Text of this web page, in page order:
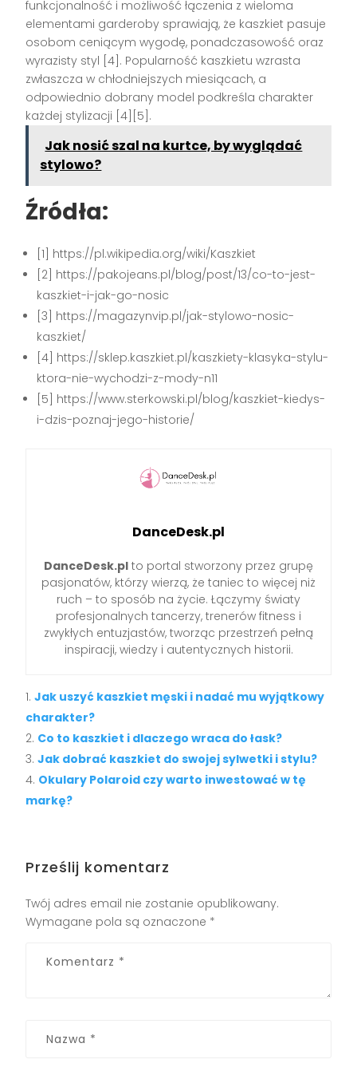
funkcjonalność i możliwość łączenia z wieloma
elementami garderoby sprawiają, że kaszkiet pasuje
osobom ceniącym wygodę, ponadczasowość oraz
wyrazisty styl [4]. Popularność kaszkietu wzrasta
zwłaszcza w chłodniejszych miesiącach, a
odpowiednio dobrany model podkreśla charakter
każdej stylizacji [4][5].
Jak nosić szal na kurtce, by wyglądać
stylowo?
Źródła:
[1] https://pl.wikipedia.org/wiki/Kaszkiet
[2] https://pakojeans.pl/blog/post/13/co-to-jest-
kaszkiet-i-jak-go-nosic
[3] https://magazynvip.pl/jak-stylowo-nosic-
kaszkiet/
[4] https://sklep.kaszkiet.pl/kaszkiety-klasyka-stylu-
ktora-nie-wychodzi-z-mody-n11
[5] https://www.sterkowski.pl/blog/kaszkiet-kiedys-
i-dzis-poznaj-jego-historie/
DanceDesk.pl
DanceDesk.pl to portal stworzony przez grupę
pasjonatów, którzy wierzą, że taniec to więcej niż
ruch – to sposób na życie. Łączymy światy
profesjonalnych tancerzy, trenerów fitness i
zwykłych entuzjastów, tworząc przestrzeń pełną
inspiracji, wiedzy i autentycznych historii.
Jak uszyć kaszkiet męski i nadać mu wyjątkowy
charakter?
Co to kaszkiet i dlaczego wraca do łask?
Jak dobrać kaszkiet do swojej sylwetki i stylu?
Okulary Polaroid czy warto inwestować w tę
markę?
Prześlij komentarz
Twój adres email nie zostanie opublikowany.
Wymagane pola są oznaczone *